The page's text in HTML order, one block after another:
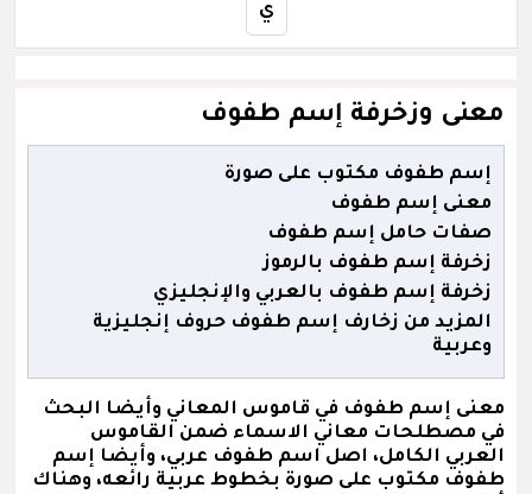
ي
معنى وزخرفة إسم طفوف
إسم طفوف مكتوب على صورة
معنى إسم طفوف
صفات حامل إسم طفوف
زخرفة إسم طفوف بالرموز
زخرفة إسم طفوف بالعربي والإنجليزي
المزيد من زخارف إسم طفوف حروف إنجليزية
وعربية
معنى إسم طفوف في قاموس المعاني وأيضا البحث
في مصطلحات معاني الاسماء ضمن القاموس
العربي الكامل، اصل اسم طفوف عربي، وأيضا إسم
طفوف مكتوب على صورة بخطوط عربية رائعه، وهناك